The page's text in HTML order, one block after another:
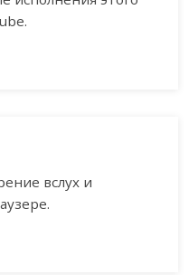
вслух и